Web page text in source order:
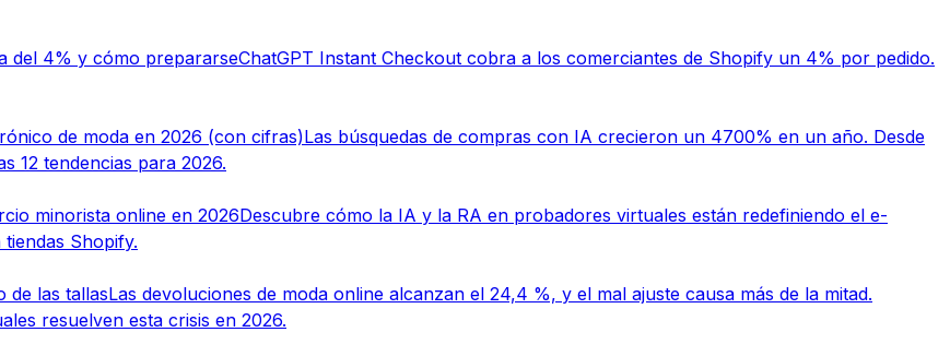
del 4% y cómo prepararseChatGPT Instant Checkout cobra a los comerciantes de Shopify un 4% por pedido.
de moda en 2026 (con cifras)Las búsquedas de compras con IA crecieron un 4700% en un año. Desde
12 tendencias para 2026.
minorista online en 2026Descubre cómo la IA y la RA en probadores virtuales están redefiniendo el e-
Shopify.
de las tallasLas devoluciones de moda online alcanzan el 24,4 %, y el mal ajuste causa más de la mitad.
resuelven esta crisis en 2026.